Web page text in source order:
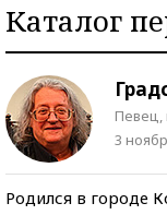
Каталог
Певец,
3
Родился в городе